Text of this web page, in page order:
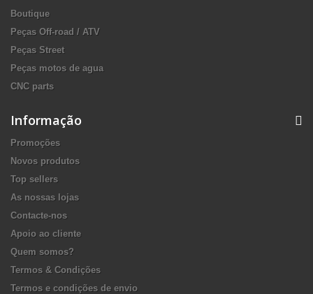
Boutique
Peças Off-road / ATV
Peças Street
Peças motos de agua
CNC parts
Informação
Promoções
Novos produtos
Top sellers
As nossas lojas
Contacte-nos
Apoio ao cliente
Quem somos?
Termos & Condições
Termos e condições de envio